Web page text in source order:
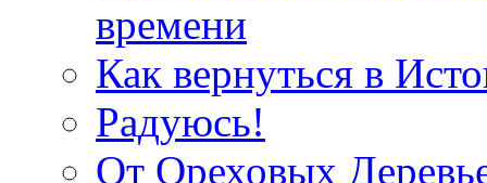
времени
Как вернуться в
Радуюсь!
От Ореховых